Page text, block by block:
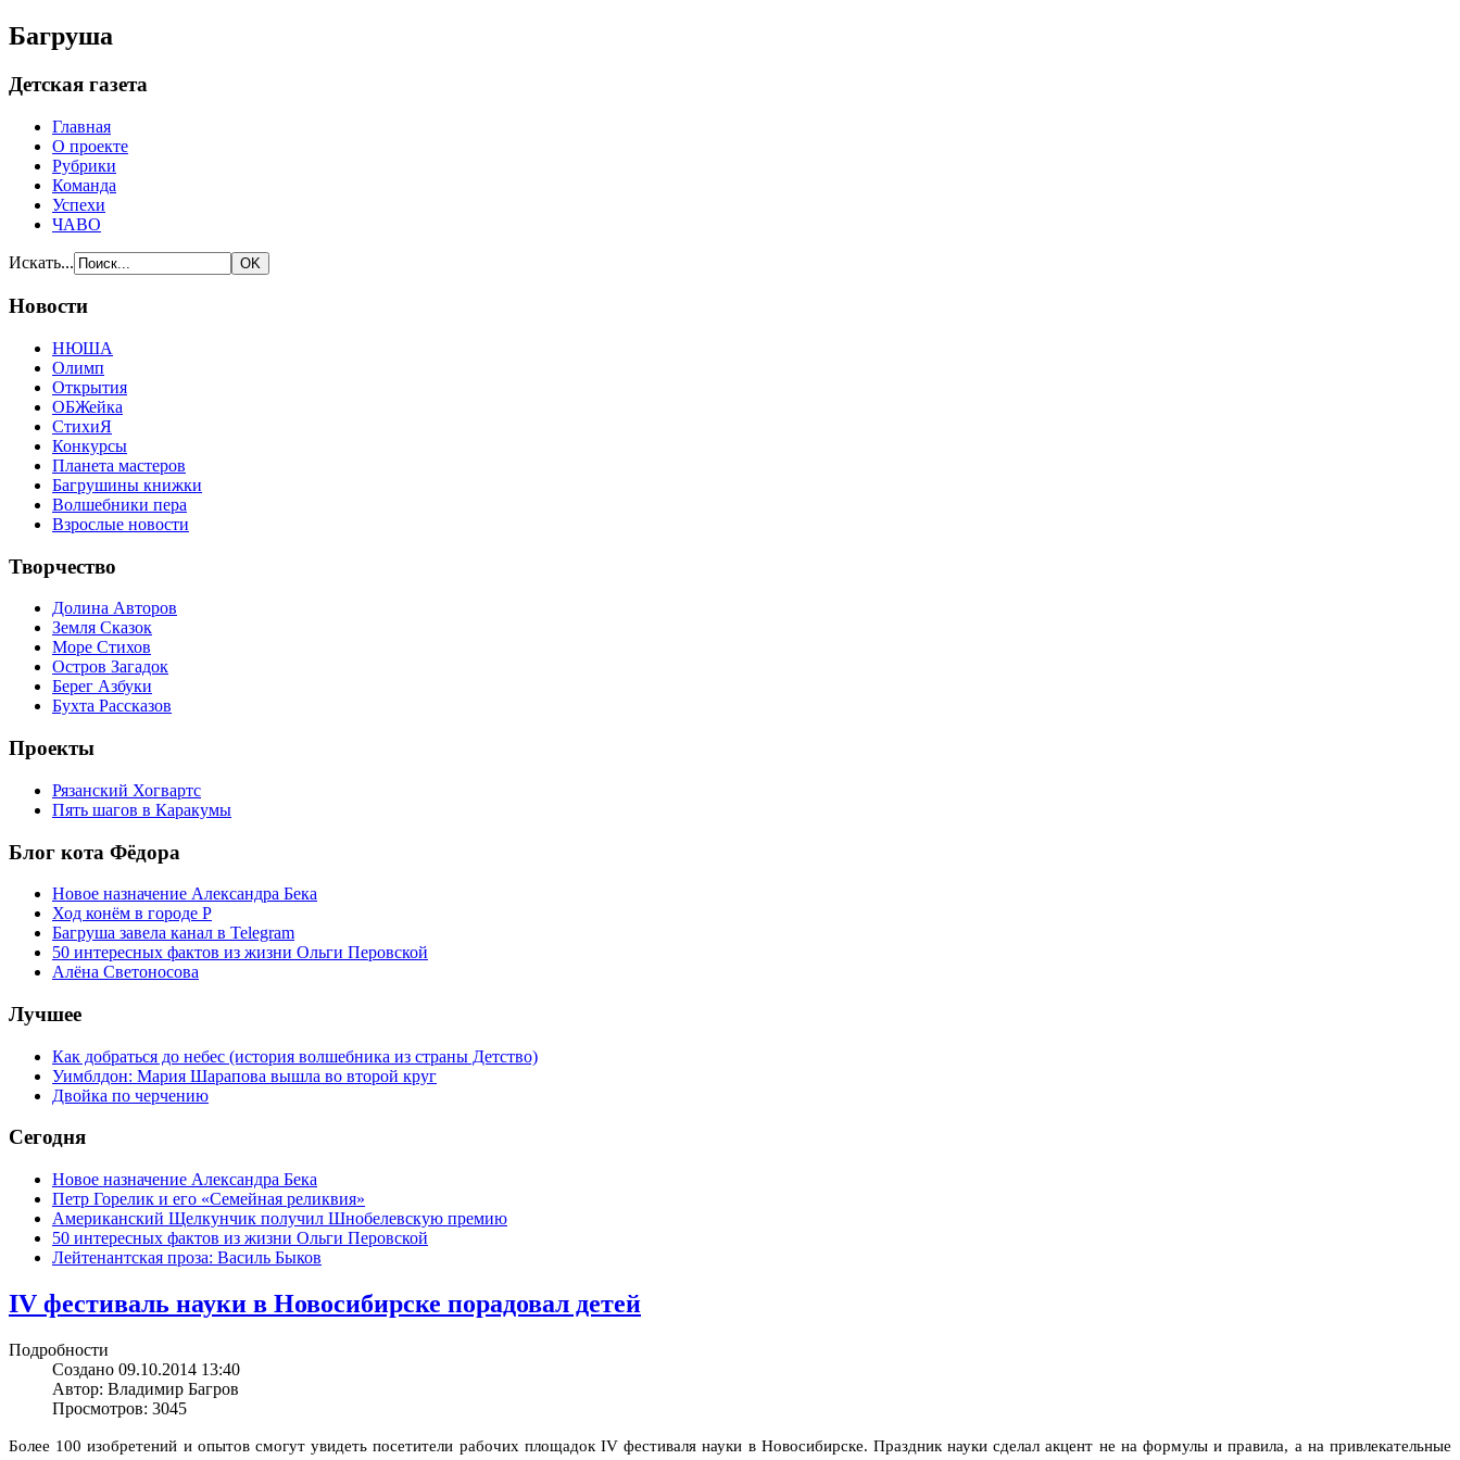
Багруша
Детская газета
Главная
О проекте
Рубрики
Команда
Успехи
ЧАВО
Искать...
Новости
НЮША
Олимп
Открытия
ОБЖейка
СтихиЯ
Конкурсы
Планета мастеров
Багрушины книжки
Волшебники пера
Взрослые новости
Творчество
Долина Авторов
Земля Сказок
Море Стихов
Остров Загадок
Берег Азбуки
Бухта Рассказов
Проекты
Рязанский Хогвартс
Пять шагов в Каракумы
Блог кота Фёдора
Новое назначение Александра Бека
Ход конём в городе Р
Багруша завела канал в Telegram
50 интересных фактов из жизни Ольги Перовской
Алёна Светоносова
Лучшее
Как добраться до небес (история волшебника из страны Детство)
Уимблдон: Мария Шарапова вышла во второй круг
Двойка по черчению
Сегодня
Новое назначение Александра Бека
Петр Горелик и его «Семейная реликвия»
Американский Щелкунчик получил Шнобелевскую премию
50 интересных фактов из жизни Ольги Перовской
Лейтенантская проза: Василь Быков
IV фестиваль науки в Новосибирске порадовал детей
Подробности
Создано 09.10.2014 13:40
Автор: Владимир Багров
Просмотров: 3045
Более 100 изобретений и опытов смогут увидеть посетители рабочих площадок IV фестиваля науки в Новосибирске. Праздник науки сделал акцент не на формулы и правила, а на привлекательные